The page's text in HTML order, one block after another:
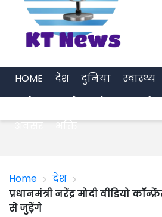
HOME देश दुनिया
स्वास्थ्य
अवसर
भक्ति
Home > देश >
प्रधानमंत्री नरेंद्र मोदी वीडियो
से जुड़ेंगे